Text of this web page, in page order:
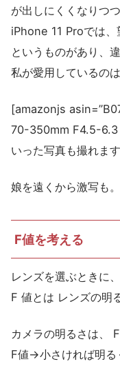
が出しにくくなりつつ
iPhone 11 Proでは
というものがあり、
私が愛用しているの
[amazonjs
70-350mm F4.5-6.3
いった写真も撮れます
娘を遠くから激写も。
F値を考える
レンズを選ぶときに
F 値とは レンズの明
カメラの明るさは、
F値→小さければ明る